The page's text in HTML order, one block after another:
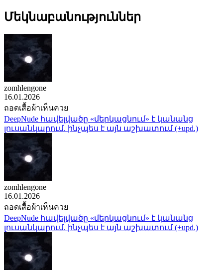
Մեկնաբանություններ
zomhlengone
16.01.2026
ถอดเสื้อผ้าเห็นควย
DeepNude հավելվածը «մերկացնում» է կանանց
լուսանկարում. ինչպես է այն աշխատում (+upd.)
zomhlengone
16.01.2026
ถอดเสื้อผ้าเห็นควย
DeepNude հավելվածը «մերկացնում» է կանանց
լուսանկարում. ինչպես է այն աշխատում (+upd.)